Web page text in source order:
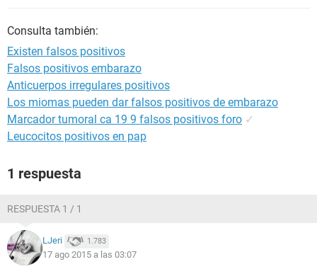
Consulta también:
Existen falsos positivos
Falsos positivos embarazo
Anticuerpos irregulares positivos
Los miomas pueden dar falsos positivos de embarazo
Marcador tumoral ca 19 9 falsos positivos foro ✓
Leucocitos positivos en pap
1 respuesta
RESPUESTA 1 / 1
LJeri 1.783
17 ago 2015 a las 03:07